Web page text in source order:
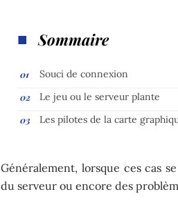
Sommaire
Souci de connexion
Le jeu ou le serveur plante
Les pilotes de la carte
Généralement, lorsque ces cas
du serveur ou encore des